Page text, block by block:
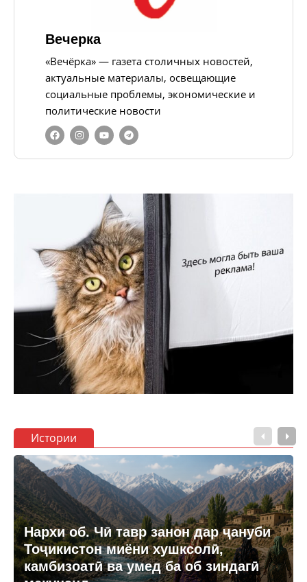
Вечерка
«Вечёрка» — газета столичных новостей,
актуальные материалы, освещающие
социальные проблемы, экономические и
политические новости
Истории
Нархи об. Чӣ тавр занон дар ҷануби
Тоҷикистон миёни хушксолӣ,
камбизоатӣ ва умед ба об зиндагӣ